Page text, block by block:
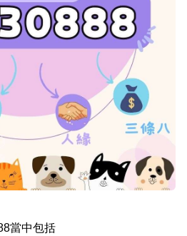
清除全部分類
搜尋
無8無9
清除全部分類
搜尋
當中包括